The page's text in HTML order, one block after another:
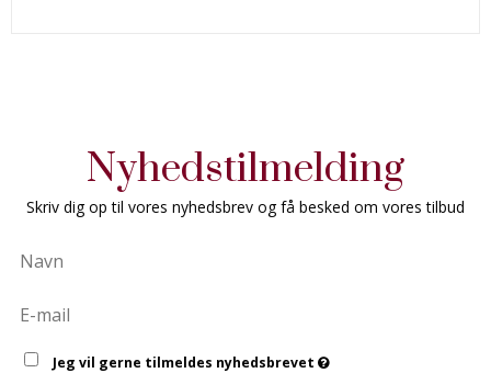
Nyhedstilmelding
Skriv dig op til vores nyhedsbrev og få besked om vores tilbud
Jeg vil gerne tilmeldes nyhedsbrevet